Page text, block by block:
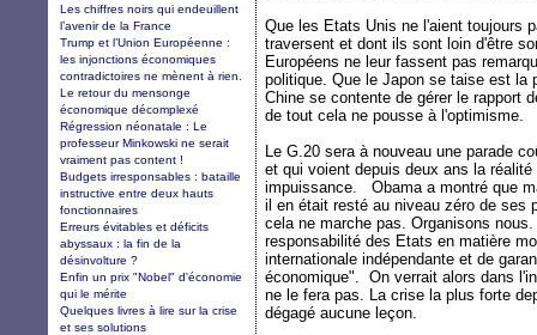
Que les Etats Unis ne l'aient toujours
traversent et dont ils sont loin d'être
Européens ne leur fassent pas
politique. Que le Japon se taise est la
Chine se contente de gérer le rapport
de tout cela ne pousse à l'optimisme.
Le G.20 sera à nouveau une parade
et qui voient depuis deux ans la
impuissance. Obama a montré que
il en était resté au niveau zéro de ses
cela ne marche pas. Organisons
responsabilité des Etats en matière
internationale indépendante et de
économique". On verrait alors dans
ne le fera pas. La crise la plus forte
dégagé aucune leçon.
Les chiffres noirs qui endeuillent
l’avenir de la France
Trump et l’Union Européenne :
les injonctions économiques
contradictoires ne mènent à rien.
Le retour du mensonge
économique décomplexé
Régression néonatale : Le
professeur Minkowski ne serait
vraiment pas content !
Budgets irresponsables : bataille
instructive entre deux hauts
fonctionnaires
Erreurs évitables et déficits
abyssaux : la fin de la
désinvolture ?
Enfin un prix "Nobel" d'économie
qui le mérite
Quelques livres à lire sur la crise
et ses solutions